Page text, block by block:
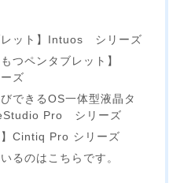
レット】Intuos シリーズ
つペンタブレット】
ズ
できるOS一体型液晶タ
Pro シリーズ
】Cintiq Pro シリーズ
るのはこちらです。